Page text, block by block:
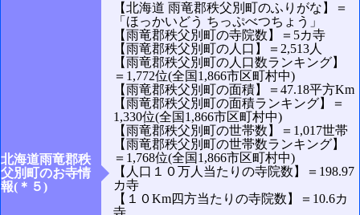
北海道雨竜郡秩
父別町のお寺情
報(＊５)
【北海道 雨竜郡秩父別町のふりがな】＝
「ほっかいどう ちっぷべつちょう」
【雨竜郡秩父別町の寺院数】＝5カ寺
【雨竜郡秩父別町の人口】＝2,513人
【雨竜郡秩父別町の人口数ランキング】
＝1,772位(全国1,866市区町村中)
【雨竜郡秩父別町の面積】＝47.18平方Km
【雨竜郡秩父別町の面積ランキング】＝
1,330位(全国1,866市区町村中)
【雨竜郡秩父別町の世帯数】＝1,017世帯
【雨竜郡秩父別町の世帯数ランキング】
＝1,768位(全国1,866市区町村中)
【人口１０万人当たりの寺院数】＝198.97
カ寺
【１０Km四方当たりの寺院数】＝10.6カ